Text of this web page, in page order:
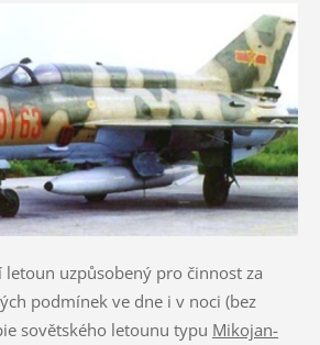
uzpůsobený pro činnost za
podmínek ve dne i v noci (bez
sovětského letounu typu Mikojan-